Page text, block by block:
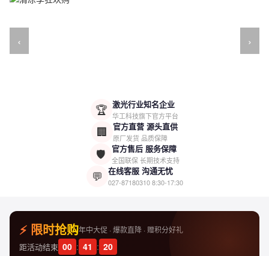
‹ ›
🏆 激光行业知名企业
华工科技旗下官方平台
🏢 官方直营 源头直供
原厂发货 品质保障
🛡️ 官方售后 服务保障
全国联保 长期技术支持
💬 在线客服 沟通无忧
027-871803108:30-17:30
⚡ 限时抢购年中大促 · 爆款直降 · 赠积分好礼
距活动结束 00 : 41 : 19